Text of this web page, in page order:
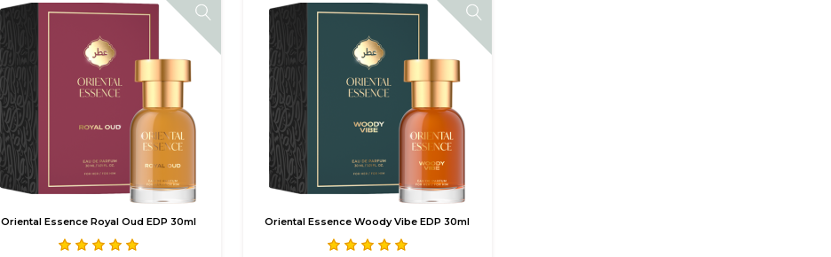
Oriental Essence Royal Oud EDP 30ml Oriental Essence Woody Vibe EDP 30ml